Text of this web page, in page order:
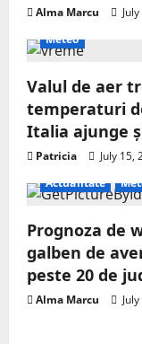
Alma Marcu
Meteo
Valul de aer
temperaturi
Italia ajunge
Patricia
July 15,
Actualitate
Prognoza de
galben de
peste 20 de
Alma Marcu